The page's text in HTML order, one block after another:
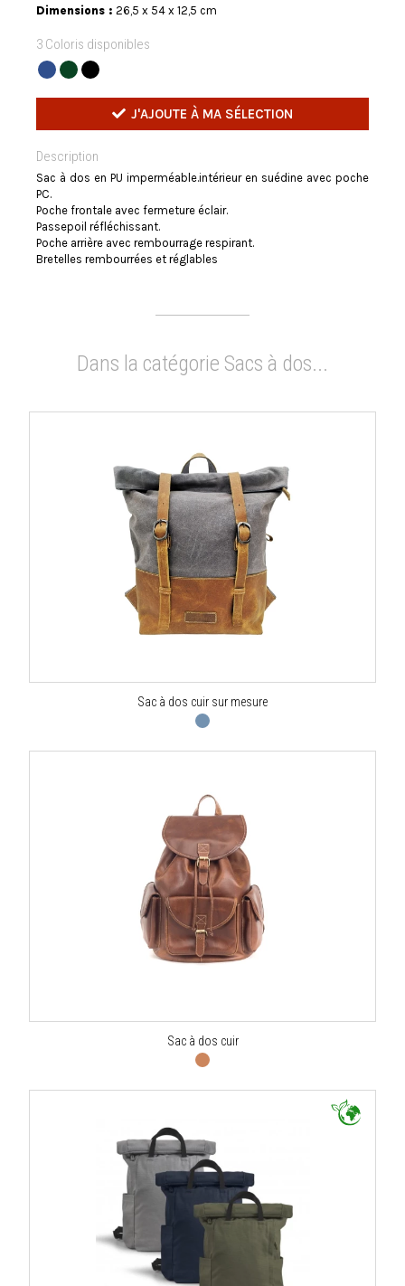
Dimensions : 26,5 x 54 x 12,5 cm
3 Coloris disponibles
J'AJOUTE À MA SÉLECTION
Description
Sac à dos en PU imperméable.intérieur en suédine avec poche
PC.
Poche frontale avec fermeture éclair.
Passepoil réfléchissant.
Poche arrière avec rembourrage respirant.
Bretelles rembourrées et réglables
Dans la catégorie Sacs à dos...
Sac à dos cuir sur mesure
Sac à dos cuir